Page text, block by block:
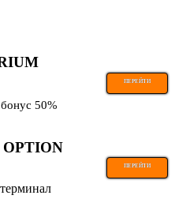
ПЕРЕЙТИ
50%
ПЕРЕЙТИ